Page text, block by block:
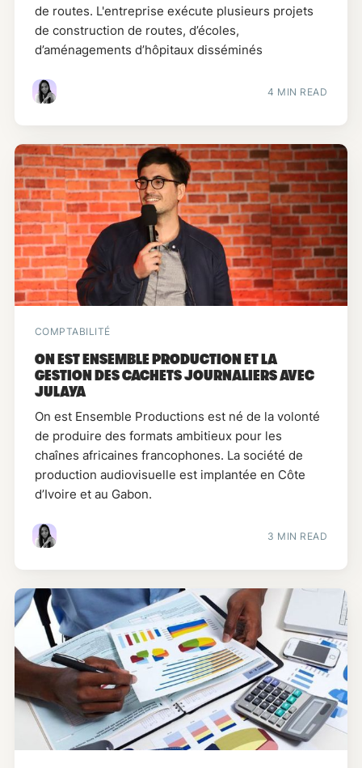
de routes. L'entreprise exécute plusieurs projets
de construction de routes, d’écoles,
d’aménagements d’hôpitaux disséminés
4 MIN READ
COMPTABILITÉ
ON EST ENSEMBLE PRODUCTION ET LA
GESTION DES CACHETS JOURNALIERS AVEC
JULAYA
On est Ensemble Productions est né de la volonté
de produire des formats ambitieux pour les
chaînes africaines francophones. La société de
production audiovisuelle est implantée en Côte
d’Ivoire et au Gabon.
3 MIN READ